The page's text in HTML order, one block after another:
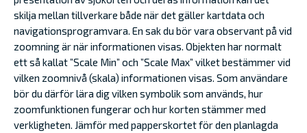
skilja mellan tillverkare både när det gäller kartdata och
navigationsprogramvara. En sak du bör vara observant på vid
zoomning är när informationen visas. Objekten har normalt
ett så kallat ”Scale Min” och ”Scale Max” vilket bestämmer vid
vilken zoomnivå (skala) informationen visas. Som användare
bör du därför lära dig vilken symbolik som används, hur
zoomfunktionen fungerar och hur korten stämmer med
verkligheten. Jämför med papperskortet för den planlagda